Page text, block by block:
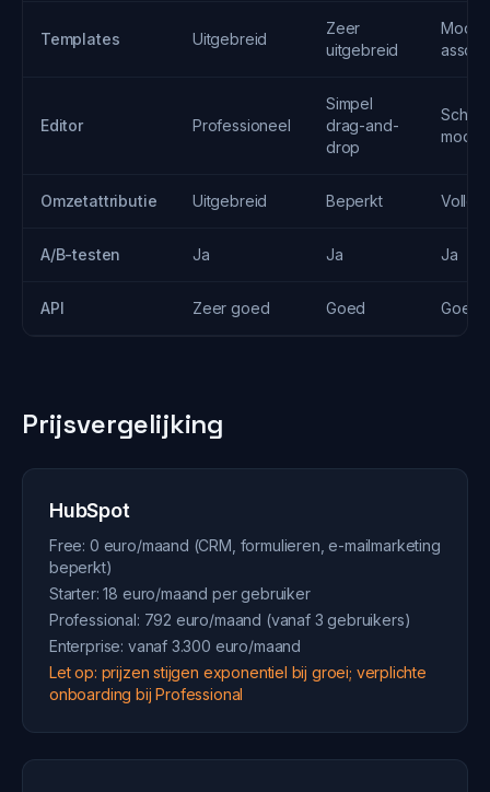
Templates Uitgebreid
Zeer
uitgebreid
Editor Professioneel
Simpel
drag-and-
drop
Omzetattributie Uitgebreid Beperkt
A/B-testen Ja Ja Ja
API Zeer goed Goed Goed
Prijsvergelijking
HubSpot
Free: 0 euro/maand (CRM, formulieren, e-mailmarketing
beperkt)
Starter: 18 euro/maand per gebruiker
Professional: 792 euro/maand (vanaf 3 gebruikers)
Enterprise: vanaf 3.300 euro/maand
Let op: prijzen stijgen exponentiel bij groei; verplichte
onboarding bij Professional